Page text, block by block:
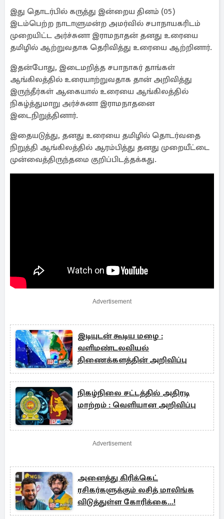
இது தொடர்பில் கருத்து இன்றைய தினம் (05)
இடம்பெற்ற நாடாளுமன்ற அமர்வில் சபாநாயகரிடம்
முறையிட்ட அர்ச்சுனா இராமநாதன் தனது உரையை
தமிழில் ஆற்றுவதாக தெரிவித்து உரையை ஆற்றினார்.
இதன்போது, இடைமறித்த சபாநாகர் தாங்கள்
ஆங்கிலத்தில் உரையாற்றுவதாக தான் அறிவித்து
இருந்தீர்கள் ஆகையால் உரையை ஆங்கிலத்தில்
நிகழ்த்துமாறு அர்ச்சுனா இராமநாதனை
இடைநிறுத்தினார்.
இதையடுத்து, தனது உரையை தமிழில் தொடர்வதை
நிறுத்தி ஆங்கிலத்தில் ஆரம்பித்து தனது முறையீட்டை
முன்வைத்திருந்தமை குறிப்பிடத்தக்கது.
Advertisement
இடியுடன் கூடிய மழை :
வளிமண்டலவியல்
திணைக்களத்தின் அறிவிப்பு
நிகழ்நிலை சட்டத்தில் அதிரடி
மாற்றம் : வெளியான அறிவிப்பு
Advertisement
அனைத்து கிரிக்கெட்
ரசிகர்களுக்கும் லசித் மாலிங்க
விடுத்துள்ள கோரிக்கை...!